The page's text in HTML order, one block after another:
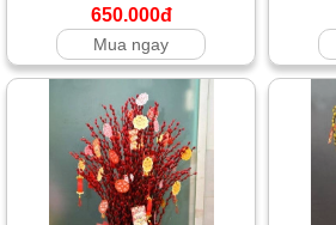
650.000đ
Mua ngay